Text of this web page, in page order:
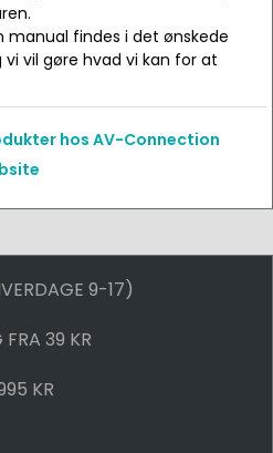
findes i det ønskede
vil gøre hvad vi kan for at
hos AV-Connection
9-17)
FRA 39 KR
KR